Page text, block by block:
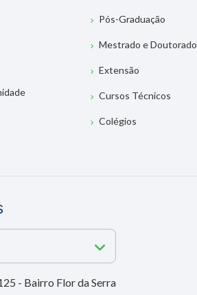
Pós-Graduação
Mestrado e Doutorado
Extensão
Cursos Técnicos
Colégios
- Bairro Flor da Serra